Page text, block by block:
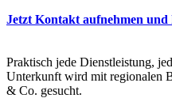
Jetzt Kontakt aufnehmen
Praktisch jede Dienstleistung,
Unterkunft wird mit regionalen
& Co. gesucht.